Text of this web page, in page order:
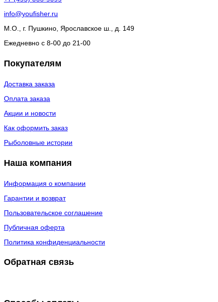
info@youfisher.ru
М.О., г. Пушкино, Ярославское ш., д. 149
Ежедневно с 8-00 до 21-00
Покупателям
Доставка заказа
Оплата заказа
Акции и новости
Как оформить заказ
Рыболовные истории
Наша компания
Информация о компании
Гарантии и возврат
Пользовательское соглашение
Публичная оферта
Политика конфиденциальности
Обратная связь